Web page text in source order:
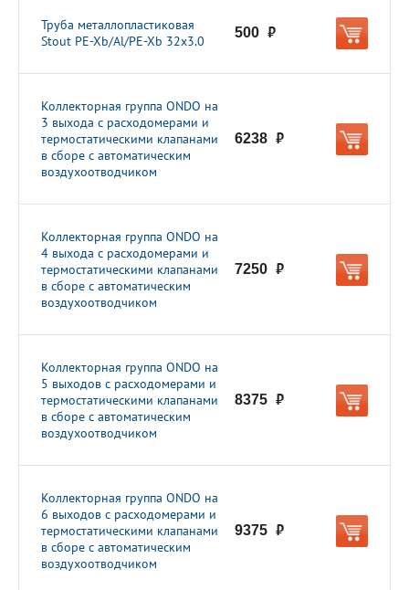
Труба металлопластиковая
Stout PE-Xb/Al/PE-Xb 32х3.0
500 руб.
Коллекторная группа ONDO на
3 выхода с расходомерами и
термостатическими клапанами
в сборе с автоматическим
воздухоотводчиком
6238 руб.
Коллекторная группа ONDO на
4 выхода с расходомерами и
термостатическими клапанами
в сборе с автоматическим
воздухоотводчиком
7250 руб.
Коллекторная группа ONDO на
5 выходов с расходомерами и
термостатическими клапанами
в сборе с автоматическим
воздухоотводчиком
8375 руб.
Коллекторная группа ONDO на
6 выходов с расходомерами и
термостатическими клапанами
в сборе с автоматическим
воздухоотводчиком
9375 руб.